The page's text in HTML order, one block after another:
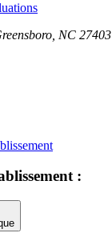
NC 27403
: